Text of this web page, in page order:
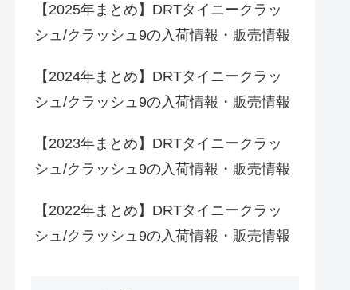
【2025年まとめ】DRTタイニークラッ
シュ/クラッシュ9の入荷情報・販売情報
【2024年まとめ】DRTタイニークラッ
シュ/クラッシュ9の入荷情報・販売情報
【2023年まとめ】DRTタイニークラッ
シュ/クラッシュ9の入荷情報・販売情報
【2022年まとめ】DRTタイニークラッ
シュ/クラッシュ9の入荷情報・販売情報